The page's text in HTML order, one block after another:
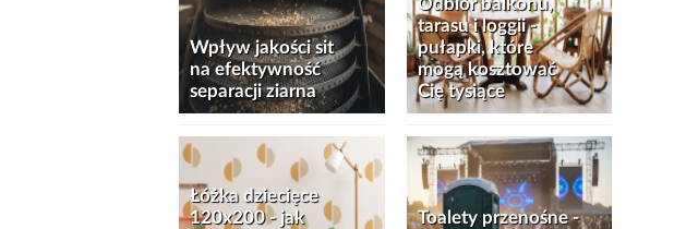
Wpływ jakości sit
na efektywność
separacji ziarna
Odbiór balkonu,
tarasu i loggii -
pułapki, które
mogą kosztować
Cię tysiące
Łóżka dziecięce
120x200 - jak
Toalety przenośne -